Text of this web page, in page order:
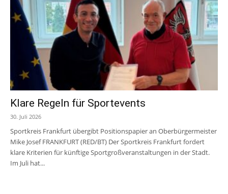
Klare Regeln für Sportevents
30. Juli 2026
Sportkreis Frankfurt übergibt Positionspapier an Oberbürgermeister
Mike Josef FRANKFURT (RED/BT) Der Sportkreis Frankfurt fordert
klare Kriterien für künftige Sportgroßveranstaltungen in der Stadt.
Im Juli hat...